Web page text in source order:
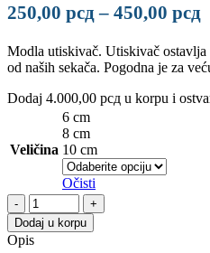
250,00 рсд – 450,00 рсд
Modla utiskivač. Utiskivač
od naših sekača. Pogodna je za
Dodaj 4.000,00 рсд u korpu i
Veličina
6 cm
8 cm
10 cm
Očisti
Dodaj u korpu
Opis